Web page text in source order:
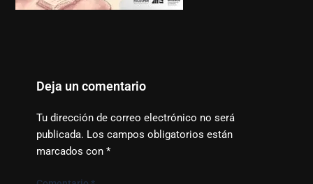
Deja un comentario
Tu dirección de correo electrónico no será
publicada. Los campos obligatorios están
marcados con *